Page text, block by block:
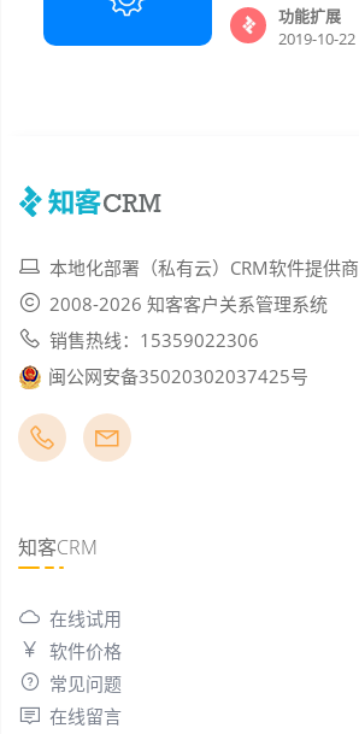
功能扩展
2019-10-22
本地化部署（私有云）CRM软件提供商
2008-2026 知客客户关系管理系统
销售热线：15359022306
闽公网安备35020302037425号
知客CRM
在线试用
软件价格
常见问题
在线留言